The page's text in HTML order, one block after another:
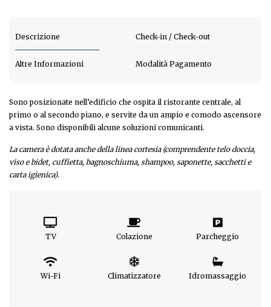
Descrizione Check-in / Check-out
Altre Informazioni Modalità Pagamento
Sono posizionate nell’edificio che ospita il ristorante centrale, al
primo o al secondo piano, e servite da un ampio e comodo ascensore
a vista. Sono disponibili alcune soluzioni comunicanti.
La camera è dotata anche della linea cortesia (comprendente telo doccia,
viso e bidet, cuffietta, bagnoschiuma, shampoo, saponette, sacchetti e
carta igienica).
TV Colazione Parcheggio
Wi-Fi Climatizzatore Idromassaggio